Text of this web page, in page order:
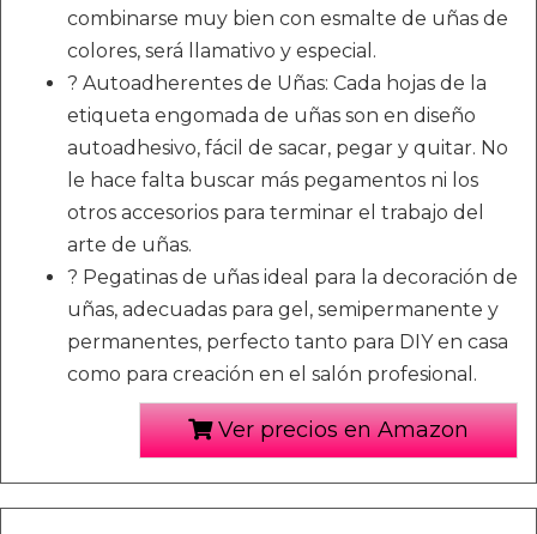
combinarse muy bien con esmalte de uñas de
colores, será llamativo y especial.
? Autoadherentes de Uñas: Cada hojas de la
etiqueta engomada de uñas son en diseño
autoadhesivo, fácil de sacar, pegar y quitar. No
le hace falta buscar más pegamentos ni los
otros accesorios para terminar el trabajo del
arte de uñas.
? Pegatinas de uñas ideal para la decoración de
uñas, adecuadas para gel, semipermanente y
permanentes, perfecto tanto para DIY en casa
como para creación en el salón profesional.
Ver precios en Amazon